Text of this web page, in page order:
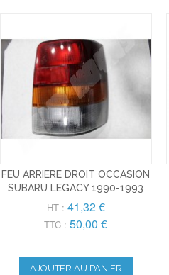
FEU ARRIERE DROIT OCCASION
SUBARU LEGACY 1990-1993
HT : 41,32 €
TTC : 50,00 €
AJOUTER AU PANIER